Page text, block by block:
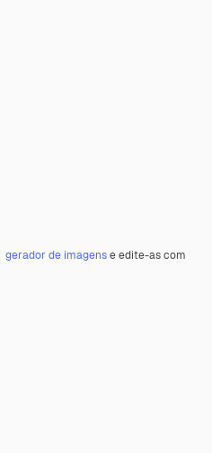
gerador de imagense edite-as com